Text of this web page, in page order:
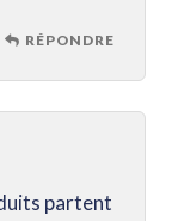
RÉPONDRE
partent